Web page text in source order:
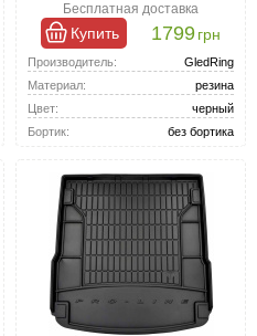
Бесплатная доставка
Купить 1799грн
Производитель:
GledRing
Материал:
резина
Цвет:
черный
Бортик:
без бортика